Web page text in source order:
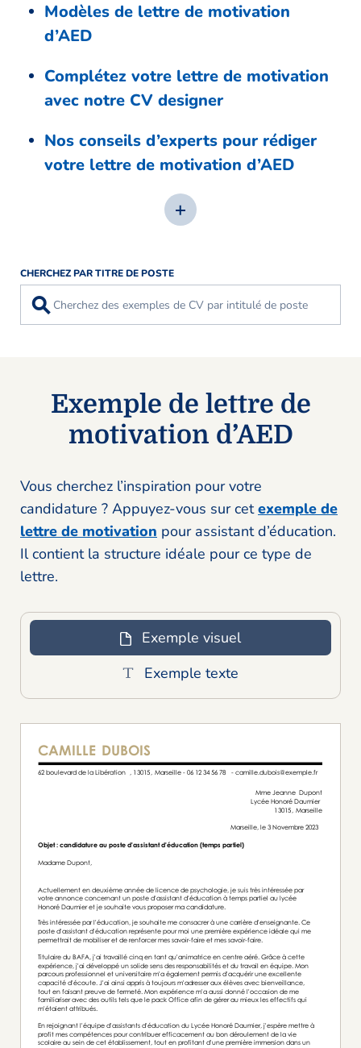
Modèles de lettre de motivation
d’AED
Complétez votre lettre de motivation
avec notre CV designer
Nos conseils d’experts pour rédiger
votre lettre de motivation d’AED
CHERCHEZ PAR TITRE DE POSTE
⚲
Exemple de lettre de
motivation d’AED
Vous cherchez l’inspiration pour votre
candidature ? Appuyez-vous sur cetexemple de
lettre de motivation pour assistant d’éducation.
Il contient la structure idéale pour ce type de
lettre.
Exemple visuel
Exemple texte